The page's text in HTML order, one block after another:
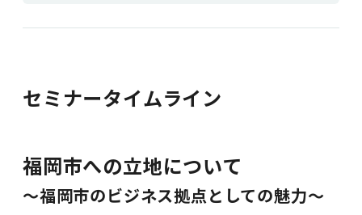
セミナータイムライン
福岡市への立地について
～福岡市のビジネス拠点としての魅力～